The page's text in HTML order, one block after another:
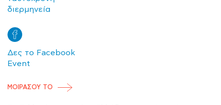
διερμηνεία
Δες το Facebook
Event
ΜΟΙΡΑΣΟΥ ΤΟ